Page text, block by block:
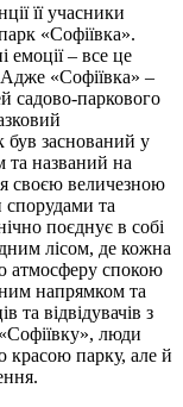
її учасники
«Софіївка».
емоції – все це
Адже «Софіївка» –
садово-паркового
був заснований у
та названий на
своєю величезною
та
поєднує в собі
лісом, де кожна
атмосферу спокою
напрямком та
та відвідувачів з
люди
парку, але й